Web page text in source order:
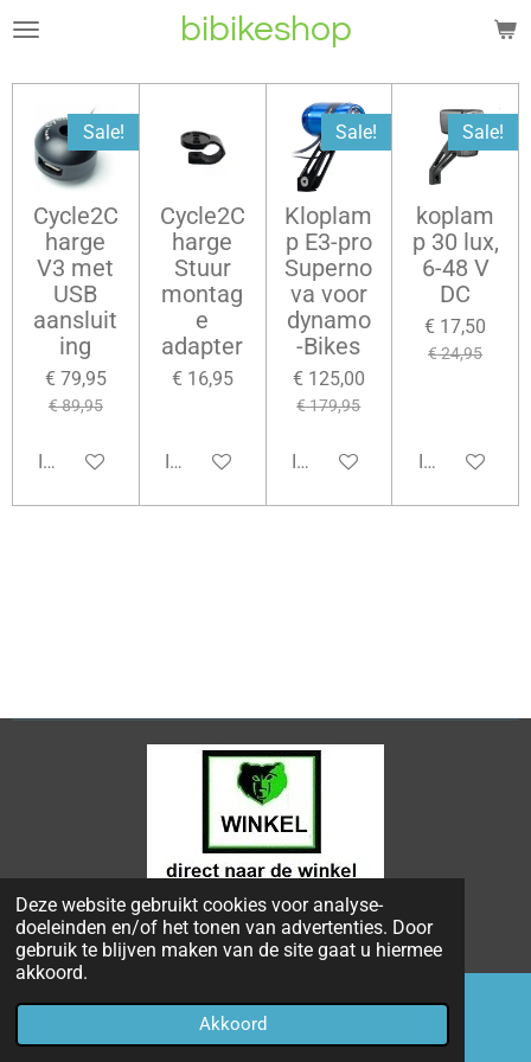
Deze website gebruikt cookies voor analyse-
doeleinden en/of het tonen van advertenties. Door
gebruik te blijven maken van de site gaat u hiermee
akkoord.
Akkoord
Ga
naar
hoofdinhoud
bibikeshop
Sale!
Cycle2C
harge
V3 met
USB
aansluit
ing
€ 79,95
€ 89,95
In winkelwagen
Cycle2C
harge
Stuur
montag
e
adapter
€ 16,95
In winkelwagen
Sale!
Kloplam
p E3-pro
Superno
va voor
dynamo
-Bikes
€ 125,00
€ 179,95
In winkelwagen
Sale!
koplam
p 30 lux,
6-48 V
DC
€ 17,50
€ 24,95
In
© 2024 - 2026 Bongers Apeldoorn
Powered byJouwWeb
Telefoonnummer